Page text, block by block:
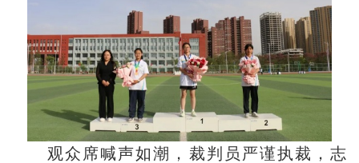
观众席喊声如潮，裁判员严谨执裁，志